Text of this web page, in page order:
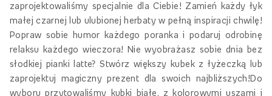
zaprojektowaliśmy specjalnie dla Ciebie! Zamień każdy łyk
małej czarnej lub ulubionej herbaty w pełną inspiracji chwilę!
Popraw sobie humor każdego poranka i podaruj odrobinę
relaksu każdego wieczora! Nie wyobrażasz sobie dnia bez
słodkiej pianki latte? Stwórz większy kubek z łyżeczką lub
zaprojektuj magiczny prezent dla swoich najbliższych!Do
wyboru przytowaliśmy kubki białe, z kolorowymi uszami i